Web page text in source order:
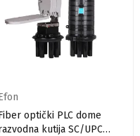
optički PLC dome
kutija SC/UPC